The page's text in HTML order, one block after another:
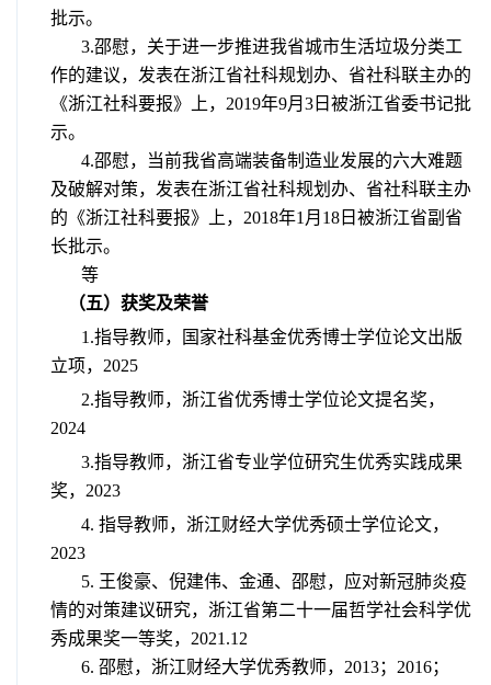
批示。
3.邵慰，关于进一步推进我省城市生活垃圾分类工
作的建议，发表在浙江省社科规划办、省社科联主办的
《浙江社科要报》上， 2019年9月 3 日被浙江省委书记批
示。
4.邵慰，当前我省高端装备制造业发展的六大难题
及破解对策，发表在浙江省社科规划办、省社科联主办
的《浙江社科要报》上， 2018年1 月 18 日被浙江省副省
长批示。
等
（五）获奖及荣誉
1.指导教师，国家社科基金优秀博士学位论文出版
立项，2025
2.指导教师， 浙江省优秀博士学位论文提名奖，
2024
3.指导教师，浙江省专业学位研究生优秀实践成果
奖，2023
4. 指导教师，浙江财经大学优秀硕士学位论文，
2023
5. 王俊豪、倪建伟、金通、邵慰，应对新冠肺炎疫
情的对策建议研究，浙江省第二十一届哲学社会科学优
秀成果奖一等奖， 2021.12
6. 邵慰，浙江财经大学优秀教师， 2013； 2016；